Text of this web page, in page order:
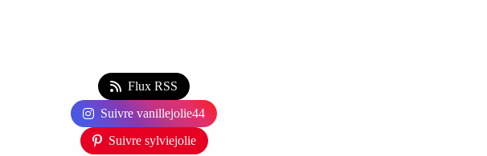
Flux RSS
Suivre vanillejolie44
Suivre sylviejolie